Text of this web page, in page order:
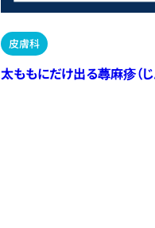
皮膚科
太ももにだけ出る蕁麻疹（